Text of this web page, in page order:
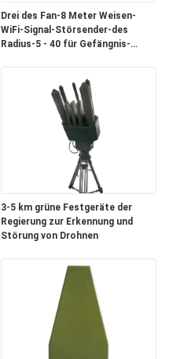
Drei des Fan-8 Meter Weisen-
WiFi-Signal-Störsender-des
Radius-5 - 40 für Gefängnis-
3-5 km grüne Festgeräte der
Regierung zur Erkennung und
Störung von Drohnen